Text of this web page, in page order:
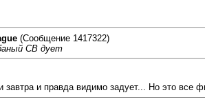
(Сообщение 1417322)
СВ дует
завтра и правда видимо задует... Но это все